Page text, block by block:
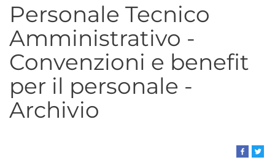
Personale Tecnico
Amministrativo -
Convenzioni e benefit
per il personale -
Archivio